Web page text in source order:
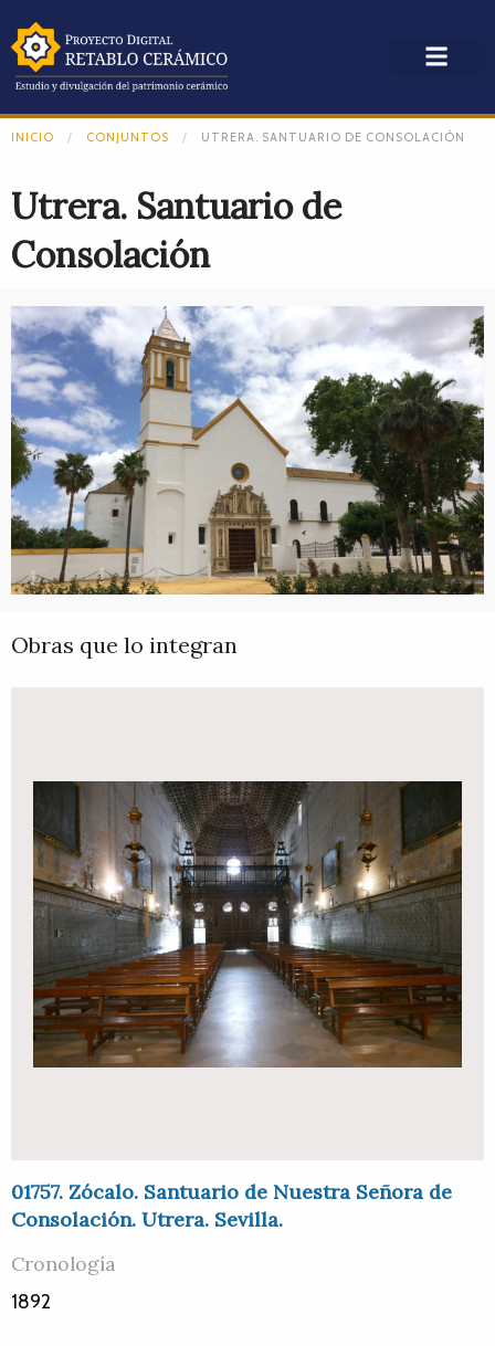
INICIO CONJUNTOS UTRERA. SANTUARIO DE CONSOLACIÓN
Utrera. Santuario de
Consolación
Obras que lo integran
01757. Zócalo. Santuario de Nuestra Señora de
Consolación. Utrera. Sevilla.
Cronología
1892